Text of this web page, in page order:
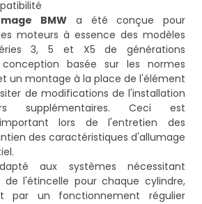
BMW a été conçue pour
moteurs à essence des modèles
3, 5 et X5 de générations
conception basée sur les normes
un montage à la place de l'élément
de modifications de l'installation
supplémentaires. Ceci est
lors de l'entretien des
des caractéristiques d'allumage
aux systèmes nécessitant
l'étincelle pour chaque cylindre,
un fonctionnement régulier